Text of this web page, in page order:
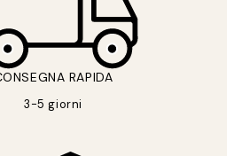
RAPIDA
3-5 giorni